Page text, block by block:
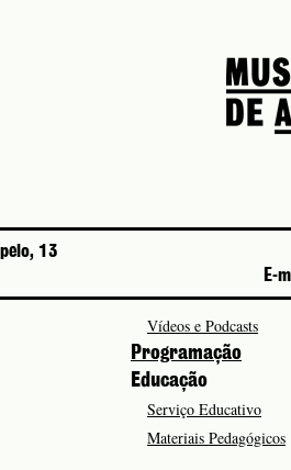
13
E-
Vídeos e Podcasts
Programação
Educação
Serviço Educativo
Materiais Pedagógicos